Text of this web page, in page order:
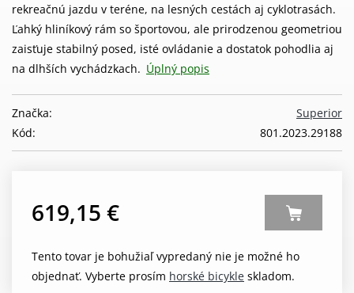
rekreačnú jazdu v teréne, na lesných cestách aj cyklotrasách.
Ľahký hliníkový rám so športovou, ale prirodzenou geometriou
zaisťuje stabilný posed, isté ovládanie a dostatok pohodlia aj
na dlhších vychádzkach. Úplný popis
Superior
Značka:
801.2023.29188
Kód:
619,15 €
Tento tovar je bohužiaľ vypredaný nie je možné ho
objednať. Vyberte prosím horské bicykle skladom.